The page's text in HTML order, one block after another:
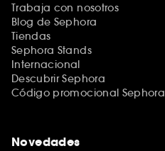
Trabaja con nosotros
Blog de Sephora
Tiendas
Sephora Stands
Internacional
Descubrir Sephora
Código promocional Sephora
Novedades